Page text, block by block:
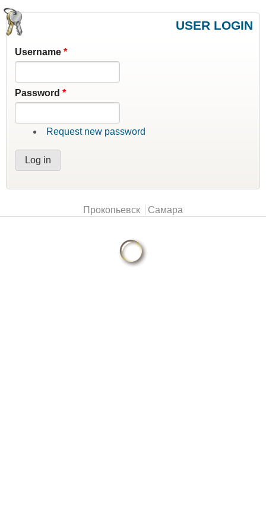
USER LOGIN
Username*
Password*
Request new password
Прокопьевск Самара